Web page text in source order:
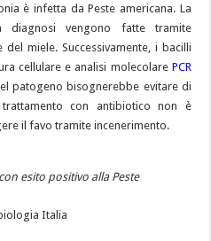
è infetta da Peste americana. La
vengono fatte tramite
miele. Successivamente, i bacilli
cellulare e analisi molecolare PCR
patogeno bisognerebbe evitare di
con antibiotico non è
il favo tramite incenerimento.
esito positivo alla Peste
Italia